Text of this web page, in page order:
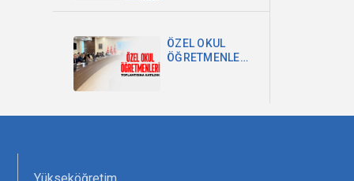
ÖZEL OKUL
ÖĞRETMENLERİ